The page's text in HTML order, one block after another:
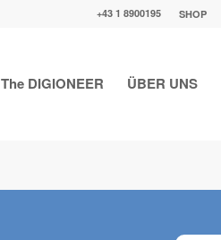
SHOP
+43 1 8900195
The DIGIONEER ÜBER UNS